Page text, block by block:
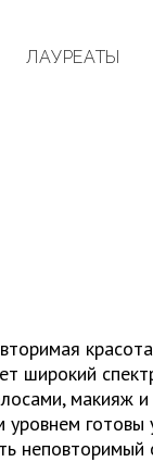
ЛАУРЕАТЫ
широкий
макияж
готовы